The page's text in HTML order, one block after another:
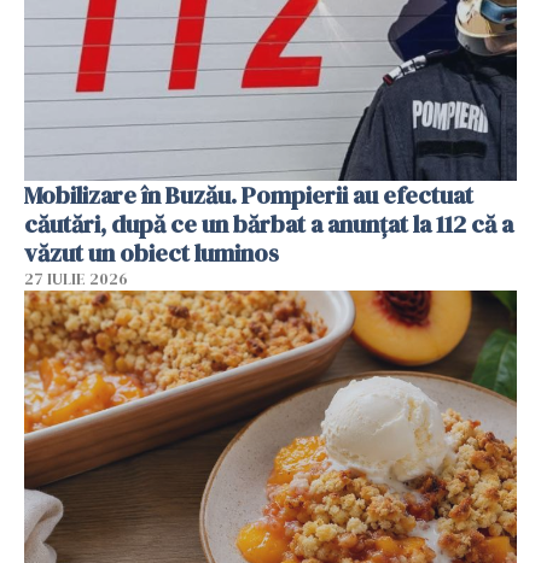
Mobilizare în Buzău. Pompierii au efectuat
căutări, după ce un bărbat a anunțat la 112 că a
văzut un obiect luminos
27 IULIE 2026